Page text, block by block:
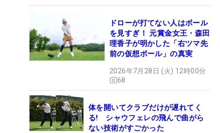
ドローが打てない人はボール
を見すぎ！ 元賞金女王・森田
理香子が明かした「右ツマ先
前の仮想ボール」の真実
2026年7月28日 (火) 12時00分
68
体を開いてクラブだけが遅れてく
る! シャウフェレの飛んで曲がら
ない技術がすごかった